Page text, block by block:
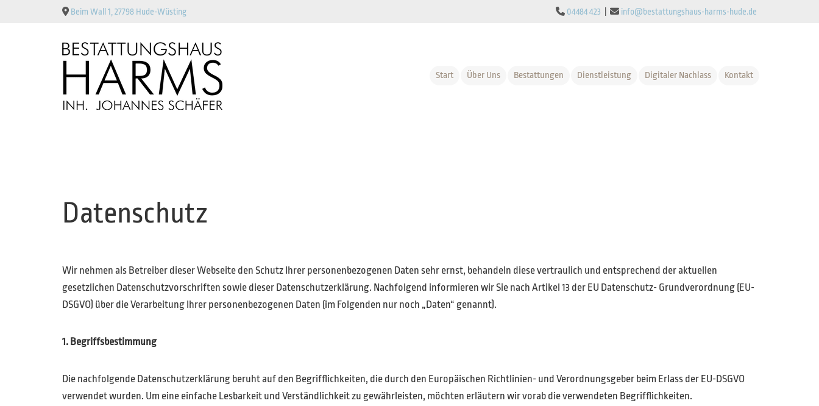
Zum Inhalt springen
 Beim Wall 1, 27798 Hude-Wüsting  04484 423  info@bestattungshaus-harms-hude.de
Start Über Uns Bestattungen Dienstleistung Digitaler Nachlass Kontakt
Datenschutz
Wir nehmen als Betreiber dieser Webseite den Schutz Ihrer personenbezogenen Daten sehr ernst, behandeln diese vertraulich und entsprechend der aktuellen
gesetzlichen Datenschutzvorschriften sowie dieser Datenschutzerklärung. Nachfolgend informieren wir Sie nach Artikel 13 der EU Datenschutz- Grundverordnung (EU-
DSGVO) über die Verarbeitung Ihrer personenbezogenen Daten (im Folgenden nur noch „Daten“ genannt).
1. Begriffsbestimmung
Die nachfolgende Datenschutzerklärung beruht auf den Begrifflichkeiten, die durch den Europäischen Richtlinien- und Verordnungsgeber beim Erlass der EU-DSGVO
verwendet wurden. Um eine einfache Lesbarkeit und Verständlichkeit zu gewährleisten, möchten erläutern wir vorab die verwendeten Begrifflichkeiten.